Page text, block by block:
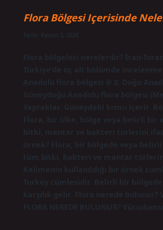
Flora Bölgesi Içerisinde
Flora bölgeleri nerelerdir? İran-
Türkiye’de üç alt bölümde
Anadolu flora bölgesi ® 2. Doğu
Güneydoğu Anadolu flora bölgesi
Yapraklar. Güneydeki kısmı içerir.
Flora, bir ülke, bölge veya belirli bir
bitki, mantar ve bakteri türlerini
örnek? Flora, bir bölgede veya belirli
tüm bitki, bakteri ve mantar
Kelimenin kullanıldığı bir örnek
Turkey cümlesidir. Belirli bir
karşılık gelir. Flora nerede bulunur?
FLORA NEREDE BULUNUR?